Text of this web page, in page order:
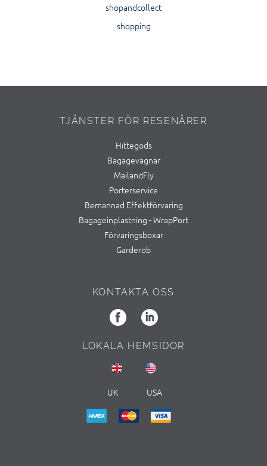
shopandcollect
shopping
TJÄNSTER FÖR RESENÄRER
Hittegods
Bagagevagnar
MailandFly
Porterservice
Bemannad Effektförvaring
Bagageinplastning - WrapPort
Förvaringsboxar
Garderob
KONTAKTA OSS
LOKALA HEMSIDOR
UK USA